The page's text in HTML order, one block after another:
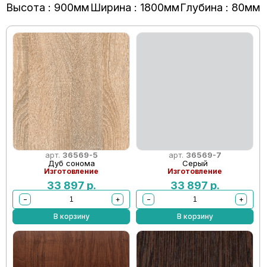
Высота : 900мм Ширина : 1800ммГлубина : 80мм
арт. 36569-5
Дуб сонома
Изготовление
33 897 р.
−
+
В корзину
арт. 36569-7
Серый
Изготовление
33 897 р.
−
+
В корзину